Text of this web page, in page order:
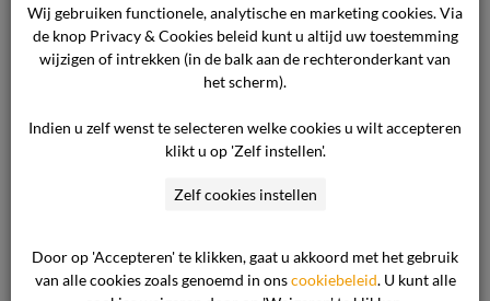
Is een kinderopvang verplicht een
jaaropgave te verstrekken?
Hoe kan ik eerdere uitspraken over
Zoeken op nummer uitspraak in het
overzicht
Kinderopvang om met mijn privacy?
Wij gebruiken functionele, analytische en marketing cookies. Via
de knop Privacy & Cookies beleid kunt u altijd uw toestemming
wijzigen of intrekken (in de balk aan de rechteronderkant van
het scherm).
Indien u zelf wenst te selecteren welke cookies u wilt accepteren
klikt u op 'Zelf instellen'.
Zelf cookies instellen
Door op 'Accepteren' te klikken, gaat u akkoord met het gebruik
van alle cookies zoals genoemd in onscookiebeleid . U kunt alle